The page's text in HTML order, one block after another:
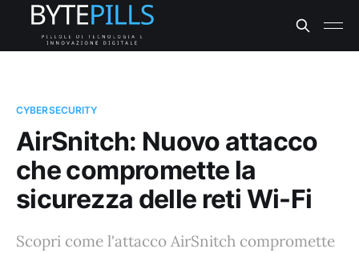
CYBERSECURITY
AirSnitch: Nuovo attacco
che compromette la
sicurezza delle reti Wi-Fi
Scopri come l'attacco AirSnitch compromette